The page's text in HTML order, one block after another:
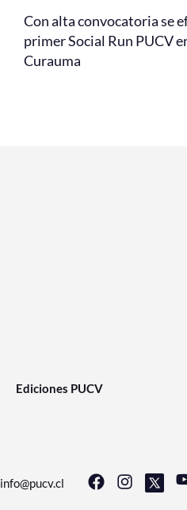
Con alta convocatoria se
primer Social Run PUCV
Curauma
Ediciones PUCV
info@pucv.cl